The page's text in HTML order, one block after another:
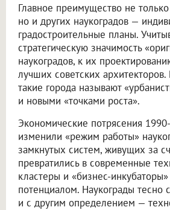
Главное преимущество не
но и других наукоградов —
градостроительные планы.
стратегическую значимость
наукоградов, к их
лучших советских архитекторов.
такие города называют
и новыми «точками роста».
Экономические потрясения
изменили «режим работы»
замкнутых систем, живущих за
превратились в современные
кластеры и «бизнес-
потенциалом. Наукограды тесно
и с другим определением —